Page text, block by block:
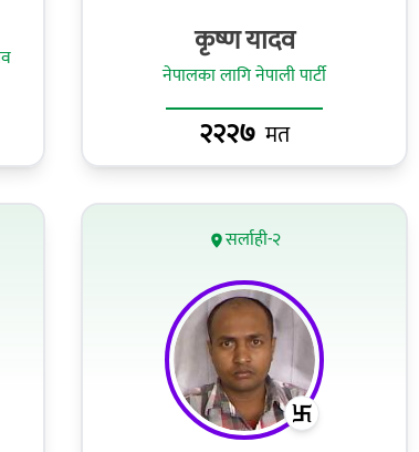
कृष्ण यादव
नेपालका लागि नेपाली पार्टी
२२२७ मत
सर्लाही-२